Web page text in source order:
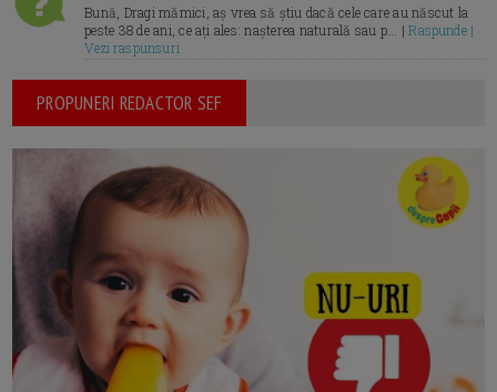
Bună, Dragi mămici, aș vrea să știu dacă cele care au născut la
peste 38 de ani, ce ați ales: nașterea naturală sau p... |Raspunde |
Vezi raspunsuri
PROPUNERI REDACTOR SEF